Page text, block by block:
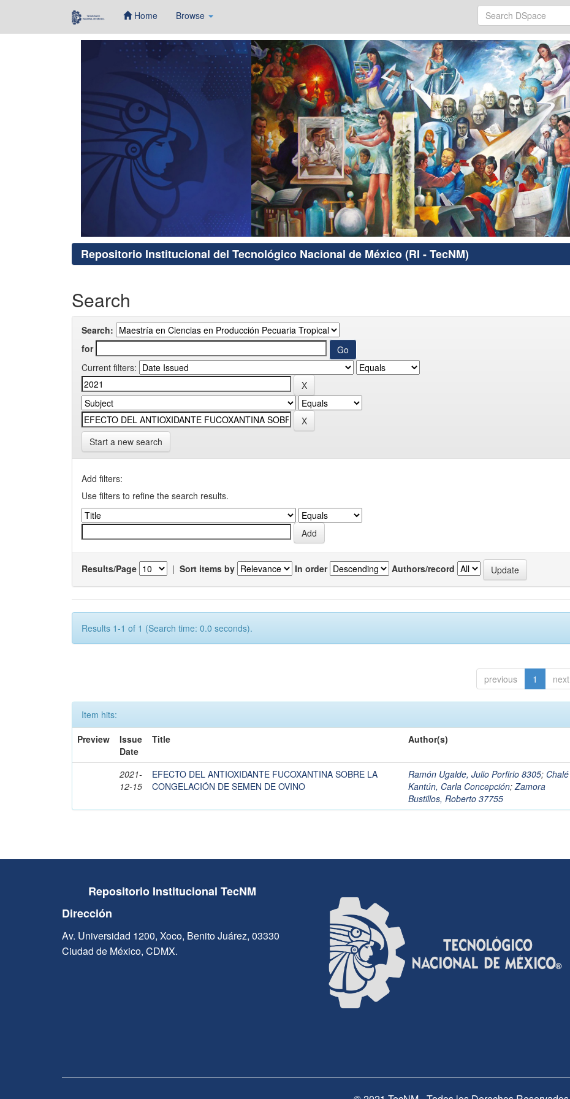
Home Browse
Repositorio Institucional del Tecnológico Nacional de México (RI - TecNM)
Search
Search:
for
Current filters:
Start a new search
Add filters:
Use filters to refine the search results.
Results/Page | Sort items by In order Authors/record
Results 1-1 of 1 (Search time: 0.0 seconds).
previous 1 next
Item hits:
Preview
Issue
Date
Title Author(s)
2021-
12-15
EFECTO DEL ANTIOXIDANTE FUCOXANTINA SOBRE LA
CONGELACIÓN DE SEMEN DE OVINO
Ramón Ugalde, Julio Porfirio 8305; Chalé
Kantún, Carla Concepción;Zamora
Bustillos, Roberto 37755
Repositorio Institucional TecNM
Dirección
Av. Universidad 1200, Xoco, Benito Juárez, 03330
Ciudad de México, CDMX.